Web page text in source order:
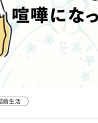
婚生活